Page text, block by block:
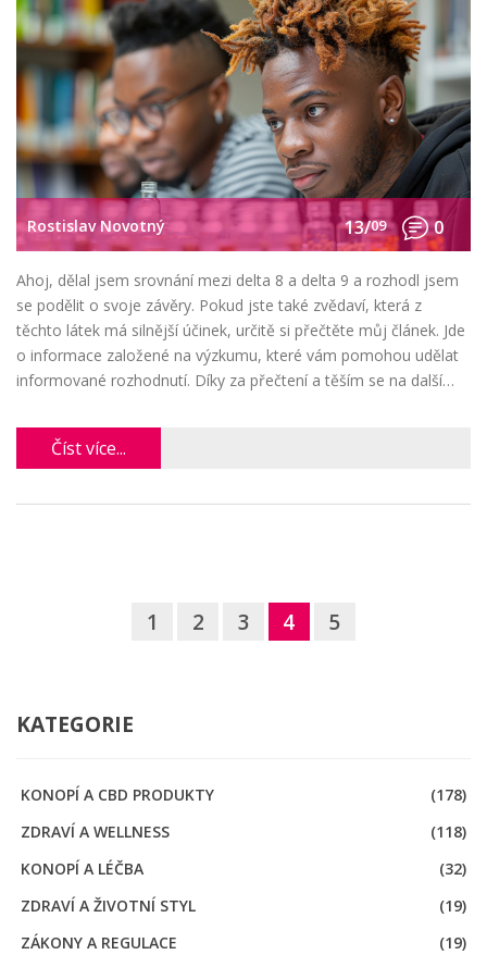
Rostislav Novotný 13/09 0
Ahoj, dělal jsem srovnání mezi delta 8 a delta 9 a rozhodl jsem
se podělit o svoje závěry. Pokud jste také zvědaví, která z
těchto látek má silnější účinek, určitě si přečtěte můj článek. Jde
o informace založené na výzkumu, které vám pomohou udělat
informované rozhodnutí. Díky za přečtení a těším se na další
Číst více...
1 2 3 4 5
KATEGORIE
KONOPÍ A CBD PRODUKTY
(178)
ZDRAVÍ A WELLNESS
(118)
KONOPÍ A LÉČBA
(32)
ZDRAVÍ A ŽIVOTNÍ STYL
(19)
ZÁKONY A REGULACE
(19)